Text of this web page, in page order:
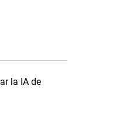
la IA de